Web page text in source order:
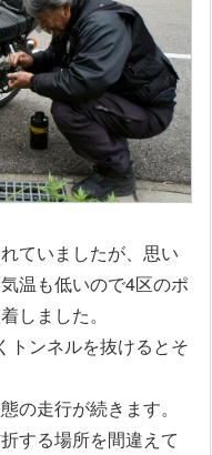
ていましたが、思い
温も低いので4区のポ
しました。
トンネルを抜けるとそ
の走行が続きます。
する場所を間違えて